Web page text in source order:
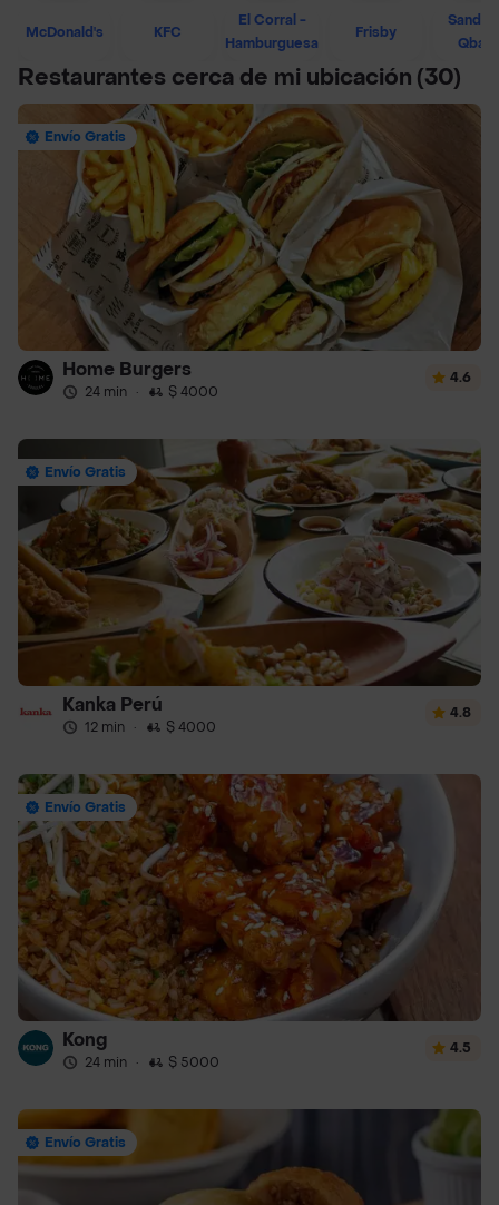
McDonald's KFC
El Corral -
Hamburguesa
Frisby
Restaurantes cerca de mi ubicación (30)
Envío Gratis
Home Burgers
24 min · $ 4000
4.6
Envío Gratis
Kanka Perú
12 min · $ 4000
4.8
Envío Gratis
Kong
24 min · $ 5000
4.5
Envío Gratis